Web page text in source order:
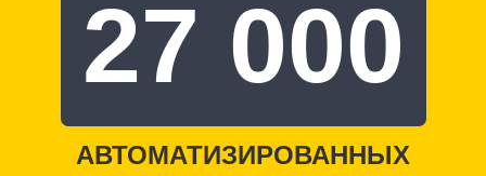
27 000
АВТОМАТИЗИРОВАННЫХ